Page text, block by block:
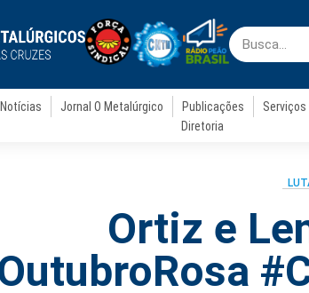
Notícias Jornal O Metalúrgico Publicações Serviços
Diretoria
Ortiz e